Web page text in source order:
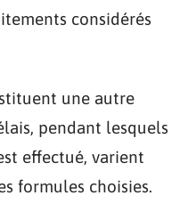
considérés
une autre
pendant lesquels
effectué, varient
formules choisies.